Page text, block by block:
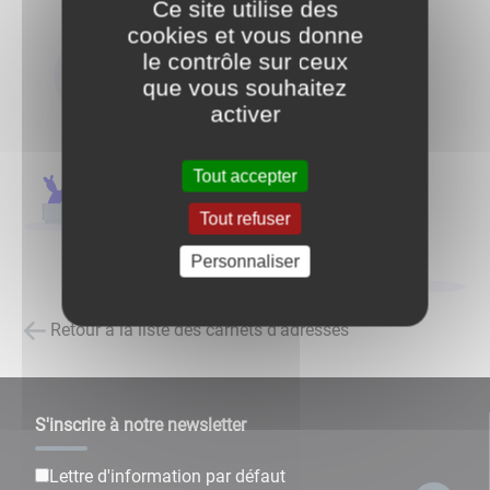
Retour à la liste des carnets d'adresses
S'inscrire à notre newsletter
Lettre d'information par défaut
Ce site utilise des
cookies et vous donne
le contrôle sur ceux
que vous souhaitez
activer
Tout accepter
Tout refuser
Personnaliser